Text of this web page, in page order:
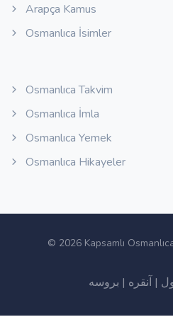
Arapça Kamus
Osmanlıca İsimler
Osmanlıca Takvim
Osmanlıca İmla
Osmanlıca Yemek
Osmanlıca Hikayeler
© 2026 Kapsamlı
| آنقره | بروسه